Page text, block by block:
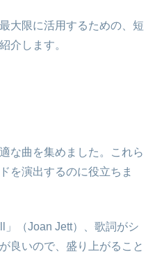
大限に活用するための、短
介します。
な曲を集めました。これら
を演出するのに役立ちま
」（Joan Jett）、歌詞がシ
良いので、盛り上がること